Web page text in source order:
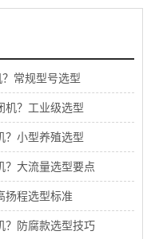
常规型号选型
机？工业级选型
？小型养殖选型
？大流量选型要点
扬程选型标准
？防腐款选型技巧